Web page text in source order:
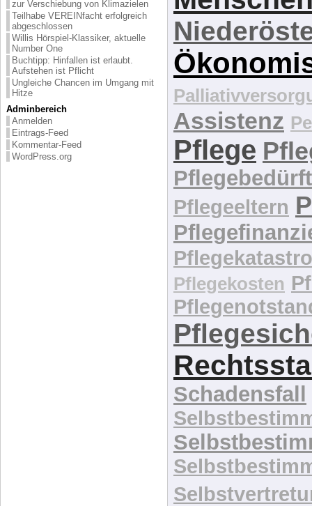
zur Verschiebung von Klimazielen
Teilhabe VEREINfacht erfolgreich
abgeschlossen
Willis Hörspiel-Klassiker, aktuelle
Number One
Buchtipp: Hinfallen ist erlaubt.
Aufstehen ist Pflicht
Ungleiche Chancen im Umgang mit
Hitze
Adminbereich
Anmelden
Eintrags-Feed
Kommentar-Feed
WordPress.org
Assistenz
Pflege
Pflegeeltern
Pflegekosten
Schadensfall